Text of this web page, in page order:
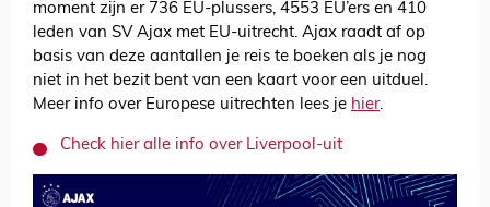
moment zijn er 736 EU-plussers, 4553 EU’ers en 410
leden van SV Ajax met EU-uitrecht. Ajax raadt af op
basis van deze aantallen je reis te boeken als je nog
niet in het bezit bent van een kaart voor een uitduel.
Meer info over Europese uitrechten lees je hier.
Check hier alle info over Liverpool-uit